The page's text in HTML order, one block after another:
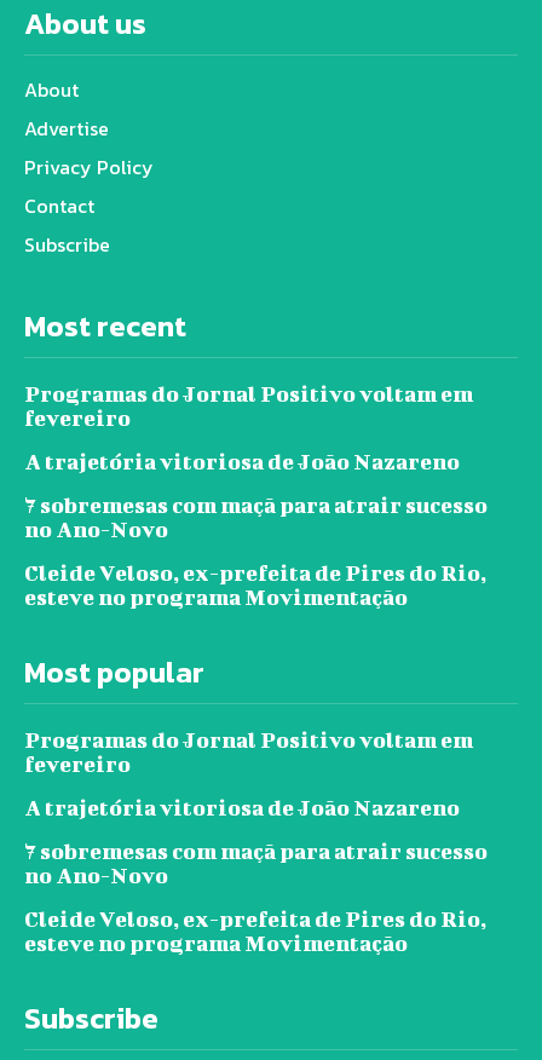
About us
About
Advertise
Privacy Policy
Contact
Subscribe
Most recent
Programas do Jornal Positivo voltam em
fevereiro
A trajetória vitoriosa de João Nazareno
7 sobremesas com maçã para atrair sucesso
no Ano-Novo
Cleide Veloso, ex-prefeita de Pires do Rio,
esteve no programa Movimentação
Most popular
Programas do Jornal Positivo voltam em
fevereiro
A trajetória vitoriosa de João Nazareno
7 sobremesas com maçã para atrair sucesso
no Ano-Novo
Cleide Veloso, ex-prefeita de Pires do Rio,
esteve no programa Movimentação
Subscribe